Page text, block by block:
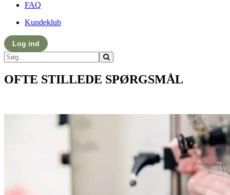
FAQ
Kundeklub
Log ind
OFTE STILLEDE SPØRGSMÅL